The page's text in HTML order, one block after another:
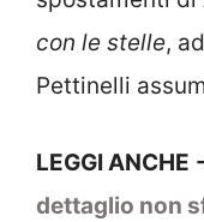
con le stelle,
Pettinelli
LEGGI ANCHE
dettaglio non